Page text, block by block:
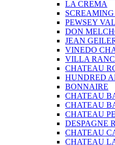
LA CREMA
PEWSEY
DON
JEAN
VINEDO
VILLA
CHATEAU
HUNDRED
BONNAIRE
CHATEAU
CHATEAU
CHATEAU
DESPAGNE
CHATEAU
CHATEAU